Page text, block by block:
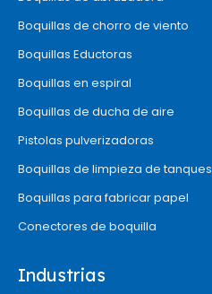
Boquillas de chorro de viento
Boquillas Eductoras
Boquillas en espiral
Boquillas de ducha de aire
Pistolas pulverizadoras
Boquillas de limpieza de tanques
Boquillas para fabricar papel
Conectores de boquilla
Industrias